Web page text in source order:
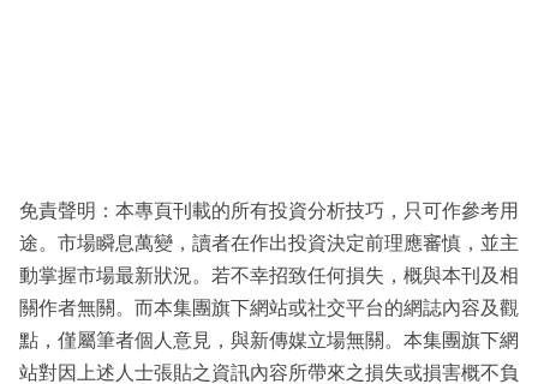
免責聲明：本專頁刊載的所有投資分析技巧，只可作參考用
途。市場瞬息萬變，讀者在作出投資決定前理應審慎，並主
動掌握市場最新狀況。若不幸招致任何損失，概與本刊及相
關作者無關。而本集團旗下網站或社交平台的網誌內容及觀
點，僅屬筆者個人意見，與新傳媒立場無關。本集團旗下網
站對因上述人士張貼之資訊內容所帶來之損失或損害概不負